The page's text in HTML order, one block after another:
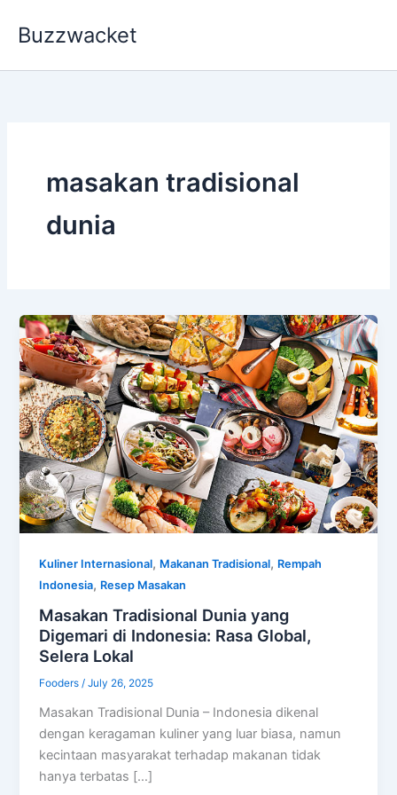
Buzzwacket
masakan tradisional
dunia
Kuliner Internasional, Makanan Tradisional, Rempah
Indonesia, Resep Masakan
Masakan Tradisional Dunia yang
Digemari di Indonesia: Rasa Global,
Selera Lokal
Fooders/July 26, 2025
Masakan Tradisional Dunia – Indonesia dikenal
dengan keragaman kuliner yang luar biasa, namun
kecintaan masyarakat terhadap makanan tidak
hanya terbatas […]